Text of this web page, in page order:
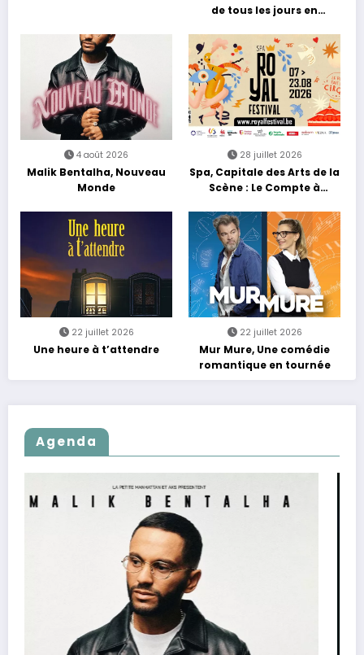
de tous les jours en
4 août 2026
Malik Bentalha, Nouveau
Monde
28 juillet 2026
Spa, Capitale des Arts de la
Scène : Le Compte à
22 juillet 2026
Une heure à t’attendre
22 juillet 2026
Mur Mure, Une comédie
romantique en tournée
Agenda